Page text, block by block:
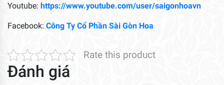
Youtube: https://www.youtube.com/user/saigonhoavn
Facebook: Công Ty Cổ Phần Sài Gòn Hoa
Rate this product
Đánh giá